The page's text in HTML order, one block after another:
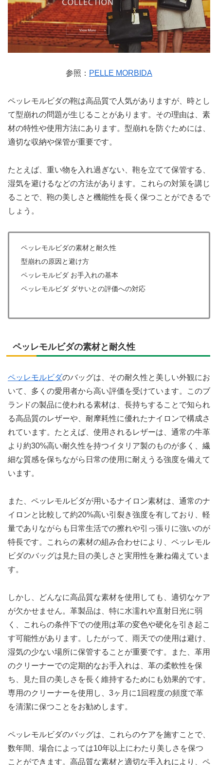
参照： PELLE MORBIDA
ペッレモルビダの鞄は高品質で人気がありますが、時とし
て型崩れの問題が生じることがあります。その理由は、素
材の特性や使用方法にあります。型崩れを防ぐためには、
適切な収納や保管が重要です。
たとえば、重い物を入れ過ぎない、鞄を立てて保管する、
湿気を避けるなどの方法があります。これらの対策を講じ
ることで、鞄の美しさと機能性を長く保つことができるで
しょう。
ペッレモルビダの素材と耐久性
型崩れの原因と避け方
ペッレモルビダ お手入れの基本
ペッレモルビダ ダサいとの評価への対応
ペッレモルビダの素材と耐久性
ペッレモルビダのバッグは、その耐久性と美しい外観にお
いて、多くの愛用者から高い評価を受けています。このブ
ランドの製品に使われる素材は、長持ちすることで知られ
る高品質のレザーや、耐摩耗性に優れたナイロンで構成さ
れています。たとえば、使用されるレザーは、通常の牛革
より約30%高い耐久性を持つイタリア製のものが多く、繊
細な質感を保ちながら日常の使用に耐えうる強度を備えて
います。
また、ペッレモルビダが用いるナイロン素材は、通常のナ
イロンと比較して約20%高い引裂き強度を有しており、軽
量でありながらも日常生活での擦れや引っ張りに強いのが
特長です。これらの素材の組み合わせにより、ペッレモル
ビダのバッグは見た目の美しさと実用性を兼ね備えていま
す。
しかし、どんなに高品質な素材を使用しても、適切なケア
が欠かせません。革製品は、特に水濡れや直射日光に弱
く、これらの条件下での使用は革の変色や硬化を引き起こ
す可能性があります。したがって、雨天での使用は避け、
湿気の少ない場所に保管することが重要です。また、革用
のクリーナーでの定期的なお手入れは、革の柔軟性を保
ち、見た目の美しさを長く維持するためにも効果的です。
専用のクリーナーを使用し、3ヶ月に1回程度の頻度で革
を清潔に保つことをお勧めします。
ペッレモルビダのバッグは、これらのケアを施すことで、
数年間、場合によっては10年以上にわたり美しさを保つ
ことができます。高品質な素材と適切な手入れにより、ペ